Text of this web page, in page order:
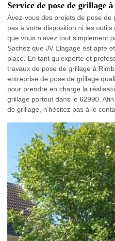
Service de pose de grillage
Avez-vous des projets de pose de
pas à votre disposition ni les
que vous n’avez tout simplement
Sachez que JV Elagage est apte
place. En tant qu’experte et
travaux de pose de grillage à
entreprise de pose de grillage
pour prendre en charge la
grillage partout dans le 62990.
de grillage, n’hésitez pas à le